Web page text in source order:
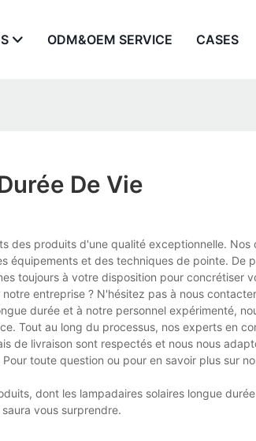
ODM&OEM SERVICE CASES
De Vie
des produits d'une qualité exceptionnelle. Nos
et des techniques de pointe. De
toujours à votre disposition pour concrétiser
entreprise ? N'hésitez pas à nous
durée et à notre personnel expérimenté,
Tout au long du processus, nos experts en
de livraison sont respectés et nous nous
toute question ou pour en savoir plus sur
dont les lampadaires solaires longue
vous surprendre.